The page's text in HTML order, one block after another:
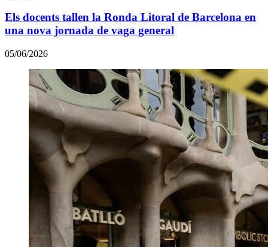
Els docents tallen la Ronda Litoral de Barcelona en
una nova jornada de vaga general
05/06/2026